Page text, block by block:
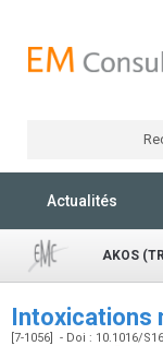
Actualités
AKOS
Intoxications
[7-1056] - Doi : 10.1016/